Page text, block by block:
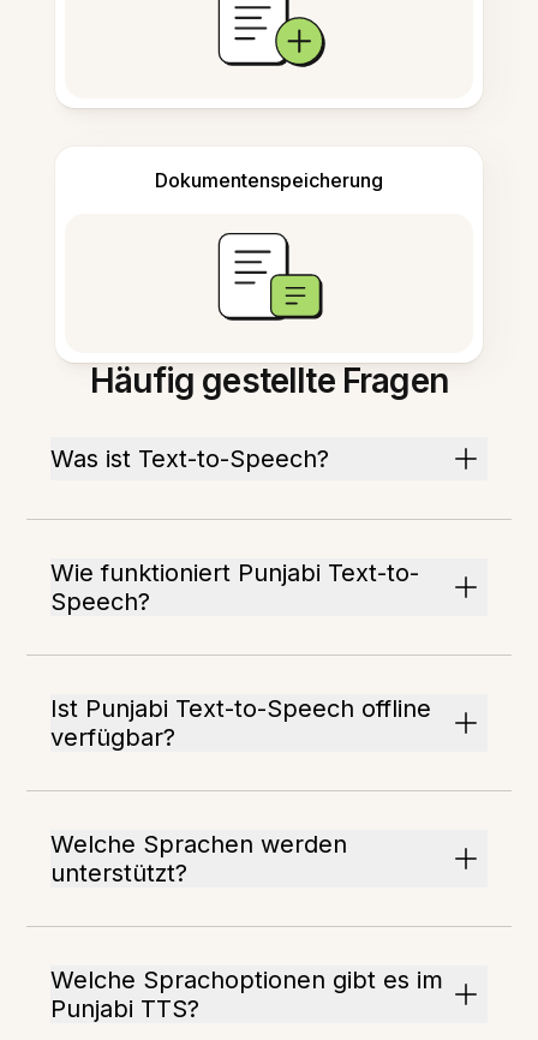
Dokumentenspeicherung
Häufig gestellte Fragen
Was ist Text-to-Speech?
Wie funktioniert Punjabi Text-to-
Speech?
Ist Punjabi Text-to-Speech offline
verfügbar?
Welche Sprachen werden
unterstützt?
Welche Sprachoptionen gibt es im
Punjabi TTS?